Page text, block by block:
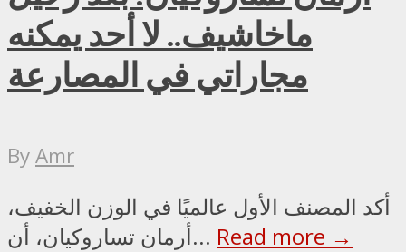
ماخاشيف.. لا أحد يمكنه
مجاراتي في المصارعة
ByAmr
أكد المصنف الأول عالميًا في الوزن الخفيف،
أرمان تساروكيان، أن... Read more →